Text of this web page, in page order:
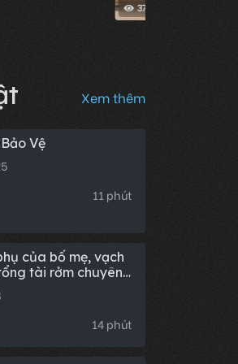
372
Xem thêm
Vệ
11 phút
của bố mẹ, vạch
tài rởm chuyên
tay tại công ty
14 phút